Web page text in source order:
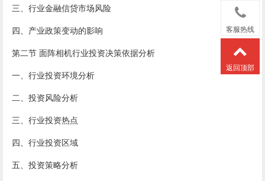
三、行业金融信贷市场风险
四、产业政策变动的影响
第二节 面阵相机行业投资决策依据分析
一、行业投资环境分析
二、投资风险分析
三、行业投资热点
四、行业投资区域
五、投资策略分析
客服热线
返回顶部